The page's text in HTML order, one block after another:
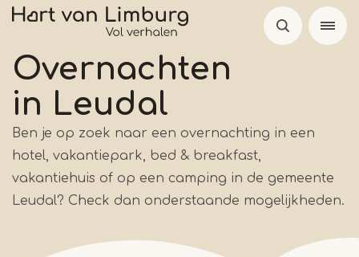
Overslaan
naar
de
inhoud
gaan
Overnachten
in Leudal
Ben je op zoek naar een overnachting in een
hotel, vakantiepark, bed & breakfast,
vakantiehuis of op een camping in de gemeente
Leudal? Check dan onderstaande mogelijkheden.